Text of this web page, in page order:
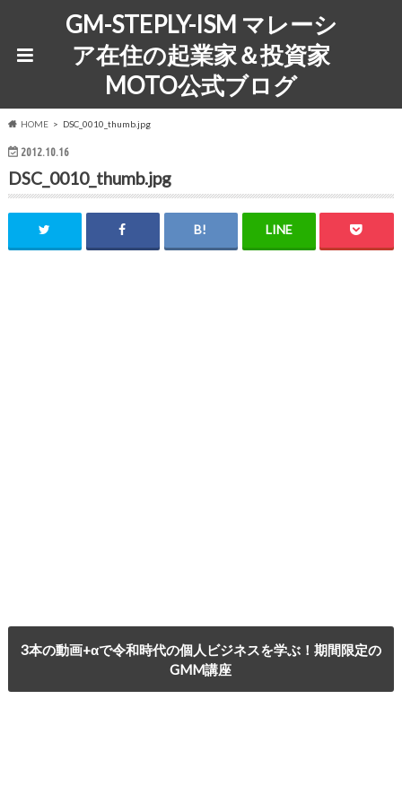
GM-STEPLY-ISM マレーシ
ア在住の起業家＆投資家
MOTO公式ブログ
HOME DSC_0010_thumb.jpg
2012.10.16
DSC_0010_thumb.jpg
3本の動画+αで令和時代の個人ビジネスを学ぶ！期間限定の
GMM講座